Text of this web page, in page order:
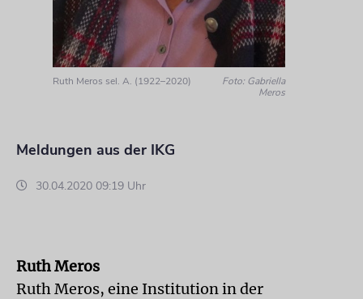
Ruth Meros sel. A. (1922–2020)
Foto: Gabriella
Meros
Meldungen aus der IKG
30.04.2020 09:19 Uhr
Ruth Meros
Ruth Meros, eine Institution in der